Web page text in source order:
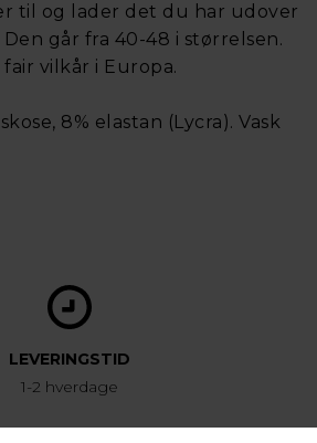
til og lader det du har udover
går fra 40-48 i størrelsen.
vilkår i Europa.
8% elastan (Lycra). Vask
LEVERINGSTID
1-2 hverdage